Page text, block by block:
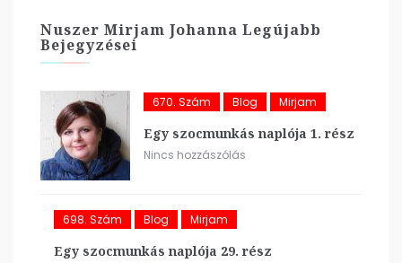
Nuszer Mirjam Johanna Legújabb
Bejegyzései
670. Szám Blog Mirjam
Egy szocmunkás naplója 1. rész
Nincs hozzászólás
698. Szám Blog Mirjam
Egy szocmunkás naplója 29. rész